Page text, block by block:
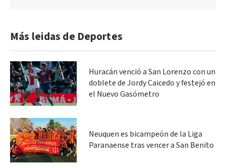
Más leidas de Deportes
Huracán venció a San Lorenzo con un
doblete de Jordy Caicedo y festejó en
el Nuevo Gasómetro
Neuquen es bicampeón de la Liga
Paranaense tras vencer a San Benito